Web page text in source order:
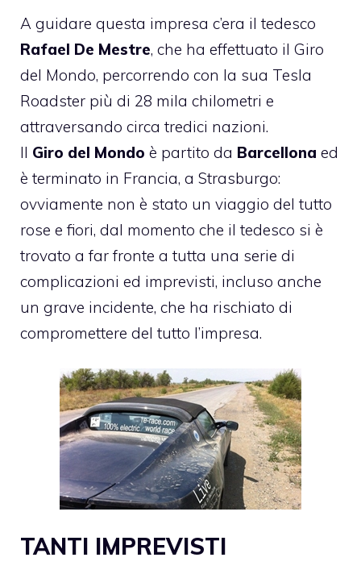
A guidare questa impresa c’era il tedesco
Rafael De Mestre, che ha effettuato il Giro
del Mondo, percorrendo con la sua Tesla
Roadster più di 28 mila chilometri e
attraversando circa tredici nazioni.
Il Giro del Mondo è partito da Barcellona ed
è terminato in Francia, a Strasburgo:
ovviamente non è stato un viaggio del tutto
rose e fiori, dal momento che il tedesco si è
trovato a far fronte a tutta una serie di
complicazioni ed imprevisti, incluso anche
un grave incidente, che ha rischiato di
compromettere del tutto l’impresa.
TANTI IMPREVISTI